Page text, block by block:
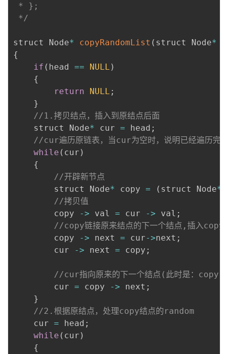
* };
*/
struct Node* copyRandomList ( struct Node*
{
if ( head == NULL )
{
return
NULL ;
}
//1.拷贝结点，插入到原结点后面
    struct Node
* cur = head ;
//cur遍历原链表，当cur为空时，说明已经遍历完
while ( cur )
{
//开辟新节点
        struct Node
* copy = ( struct Node*
//拷贝值
        copy
-> val = cur -> val ;
//copy链接原来结点的下一个结点,插入
        copy
-> next = cur->next ;
        cur
-> next = copy ;
//cur指向原来的下一个结点(此时是：
        cur
= copy -> next ;
}
//2.根据原结点，处理copy结点的random
    cur
= head ;
while ( cur )
{